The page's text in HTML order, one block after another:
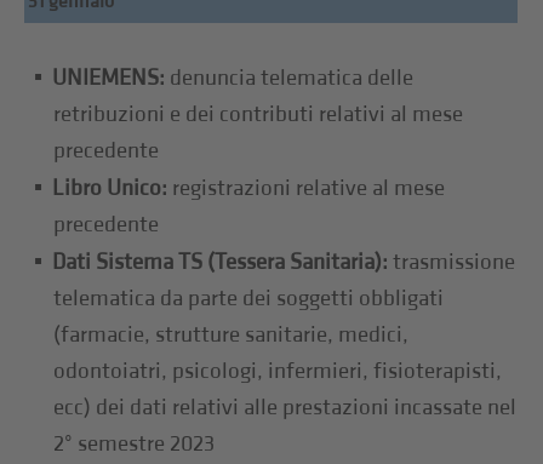
UNIEMENS: denuncia telematica delle
retribuzioni e dei contributi relativi al mese
precedente
Libro Unico: registrazioni relative al mese
precedente
Dati Sistema TS (Tessera Sanitaria):trasmissione
telematica da parte dei soggetti obbligati
(farmacie, strutture sanitarie, medici,
odontoiatri, psicologi, infermieri, fisioterapisti,
ecc) dei dati relativi alle prestazioni incassate nel
2° semestre 2023